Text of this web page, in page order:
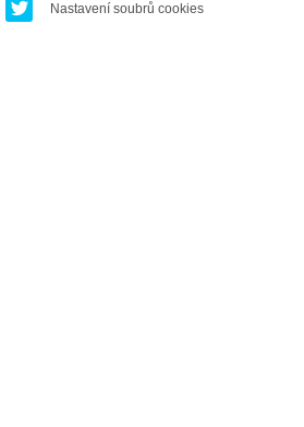
Nastavení soubrů cookies